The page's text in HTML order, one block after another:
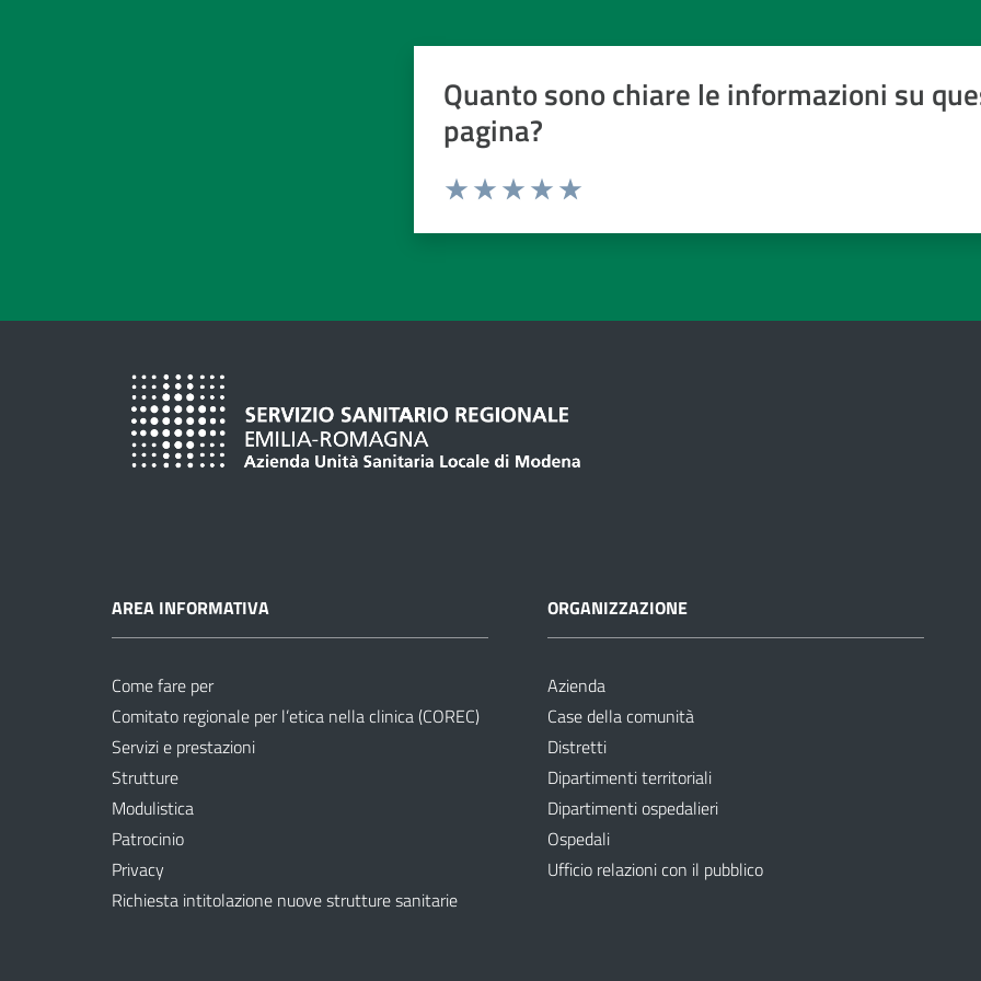
Quanto sono chiare le informazioni su
pagina?
Valuta da 1 a 5 stelle
AREA INFORMATIVA
Come fare per
Comitato regionale per l’etica nella clinica (COREC)
Servizi e prestazioni
Strutture
Modulistica
Patrocinio
Privacy
Richiesta intitolazione nuove strutture sanitarie
ORGANIZZAZIONE
Azienda
Case della comunità
Distretti
Dipartimenti territoriali
Dipartimenti ospedalieri
Ospedali
Ufficio relazioni con il pubblico